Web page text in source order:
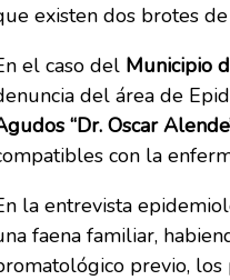
existen dos brotes
el caso del Municipio
del área de
“Dr. Oscar
con la
la entrevista
faena familiar,
previo,